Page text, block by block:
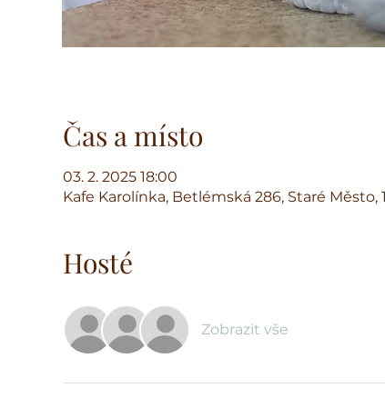
Čas a místo
03. 2. 2025 18:00
Kafe Karolínka, Betlémská 286, Staré Město,
Hosté
Zobrazit vše